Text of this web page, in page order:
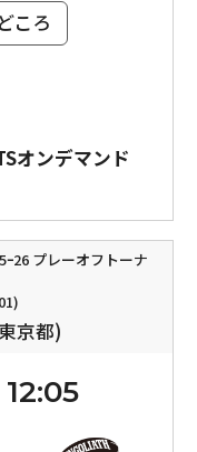
ころ
オンデマンド
26 プレーオフトーナ
京都)
12:05